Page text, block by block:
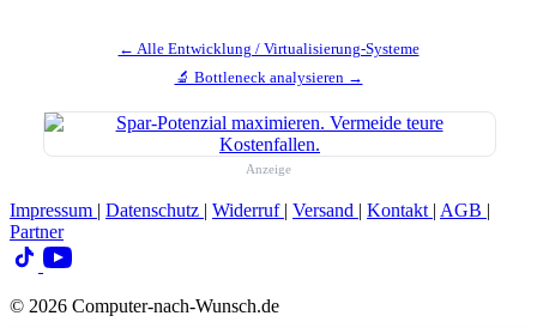
← Alle Entwicklung / Virtualisierung-Systeme
🔬 Bottleneck analysieren →
Anzeige
Impressum | Datenschutz | Widerruf | Versand | Kontakt | AGB |
Partner
© 2026 Computer-nach-Wunsch.de